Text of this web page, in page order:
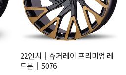
22인치│슈거레이 프리미엄 레
드본│5076